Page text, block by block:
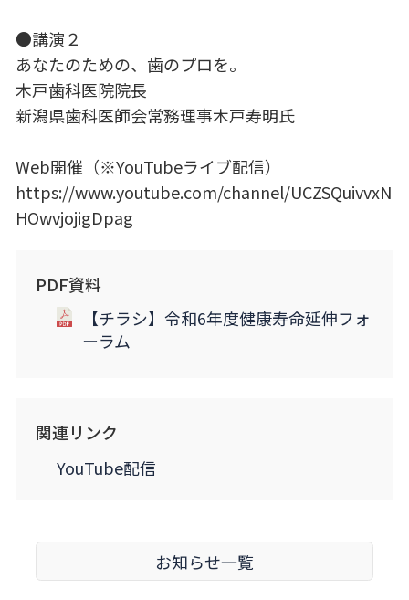
●講演２
あなたのための、歯のプロを。
木戸歯科医院院長
新潟県歯科医師会常務理事木戸寿明氏
Web開催（※YouTubeライブ配信）
https://www.youtube.com/channel/UCZSQuivvxN
HOwvjojigDpag
PDF資料
【チラシ】令和6年度健康寿命延伸フォ
ーラム
関連リンク
YouTube配信
お知らせ一覧